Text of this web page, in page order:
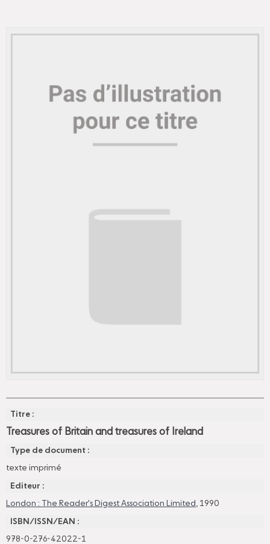
Titre :
Treasures of Britain and treasures of Ireland
Type de document :
texte imprimé
Editeur :
London : The Reader's Digest Association Limited , 1990
ISBN/ISSN/EAN :
978-0-276-42022-1